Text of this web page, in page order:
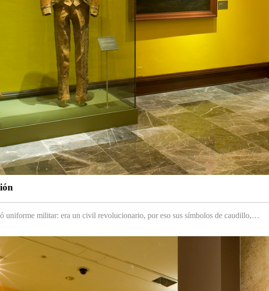
uniforme militar: era un civil revolucionario, por eso sus símbolos de caudillo,…